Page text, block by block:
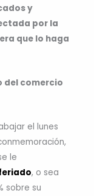
y
por la
que lo haga
del comercio
el lunes
le
, o sea
sobre su